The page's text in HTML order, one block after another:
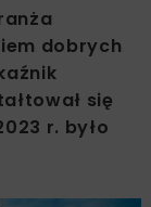
dobrych
się
r. było